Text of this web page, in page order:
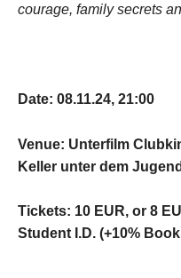
courage, family secrets
Date: 08.11.24, 21:00
Venue: Unterfilm
Keller unter dem
Tickets: 10 EUR, or 8
Student I.D. (+10%